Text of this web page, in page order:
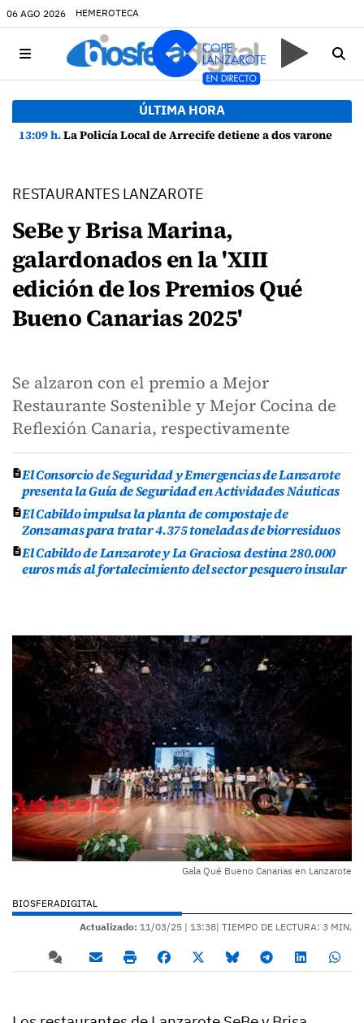
06 AGO 2026 HEMEROTECA
ÚLTIMA HORA
13:09 h.La Policía Local de Arrecife detiene a dos varones por altercado y amenazas con arma blanca
RESTAURANTES LANZAROTE
SeBe y Brisa Marina,
galardonados en la 'XIII
edición de los Premios Qué
Bueno Canarias 2025'
Se alzaron con el premio a Mejor
Restaurante Sostenible y Mejor Cocina de
Reflexión Canaria, respectivamente
El Consorcio de Seguridad y Emergencias de Lanzarote
presenta la Guía de Seguridad en Actividades Náuticas
El Cabildo impulsa la planta de compostaje de
Zonzamas para tratar 4.375 toneladas de biorresiduos
El Cabildo de Lanzarote y La Graciosa destina 280.000
euros más al fortalecimiento del sector pesquero insular
Gala Qué Bueno Canarias en Lanzarote
BIOSFERADIGITAL
Actualizado: 11/03/25 | 13:38| TIEMPO DE LECTURA: 3 MIN.